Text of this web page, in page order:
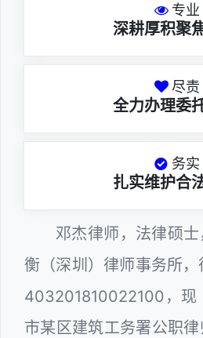
专业
深耕厚积聚
尽责
全力办理委
务实
扎实维护合
邓杰律师，法律硕
衡（深圳）律师事务所
403201810022100，现
市某区建筑工务署公职